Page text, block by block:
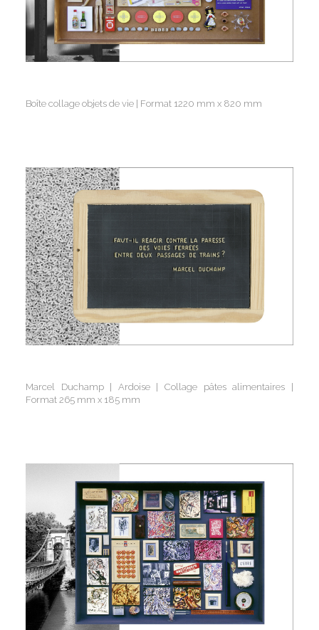
Boîte collage objets de vie | Format 1220 mm x 820 mm
Marcel Duchamp | Ardoise | Collage pâtes alimentaires |
Format 265 mm x 185 mm